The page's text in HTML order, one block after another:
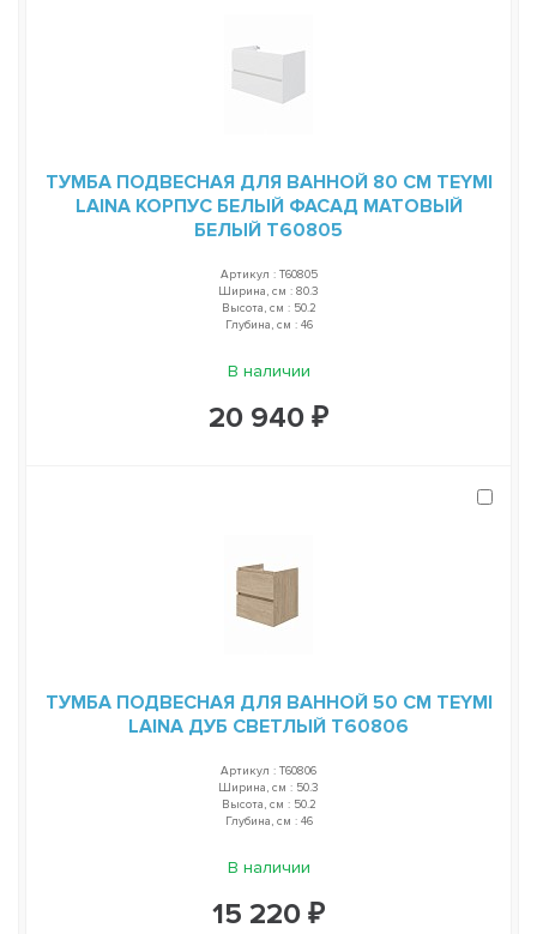
ТУМБА ПОДВЕСНАЯ ДЛЯ ВАННОЙ 80 СМ TEYMI
LAINA КОРПУС БЕЛЫЙ ФАСАД МАТОВЫЙ
БЕЛЫЙ T60805
Артикул : T60805
Ширина, см : 80.3
Высота, см : 50.2
Глубина, см : 46
В наличии
20 940 ₽
ТУМБА ПОДВЕСНАЯ ДЛЯ ВАННОЙ 50 СМ TEYMI
LAINA ДУБ СВЕТЛЫЙ T60806
Артикул : T60806
Ширина, см : 50.3
Высота, см : 50.2
Глубина, см : 46
В наличии
15 220 ₽